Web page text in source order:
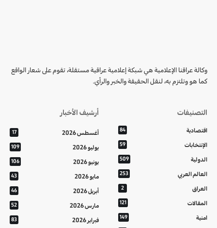
وكالة عراقنا الإعلامية هي شبكة إعلامية عراقية مستقلة، تقوم على شعار الواقع
كما هو وتلتزم به، لنقل الحقيقة والخبر والرأي.
التصنيفات
اقتصادية 84
الإنتخابات 59
الدولية 509
العالم العربي 253
العراق 2
المقالات 121
امنية 149
أرشيف الأخبار
أغسطس 2026 17
يوليو 2026 109
يونيو 2026 106
مايو 2026 43
أبريل 2026 46
مارس 2026 52
فبراير 2026 83